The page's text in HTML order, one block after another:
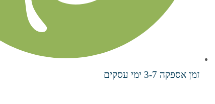
זמן אספקה 3-7 ימי עסקים